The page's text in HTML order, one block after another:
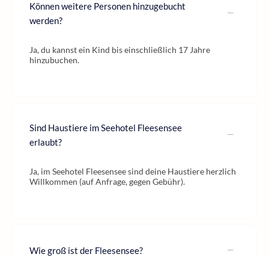
Können weitere Personen hinzugebucht
werden?
Ja, du kannst ein Kind bis einschließlich 17 Jahre
hinzubuchen.
Sind Haustiere im Seehotel Fleesensee
erlaubt?
Ja, im Seehotel Fleesensee sind deine Haustiere herzlich
Willkommen (auf Anfrage, gegen Gebühr).
Wie groß ist der Fleesensee?